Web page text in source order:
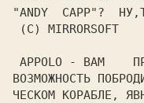
"ANDY  CAPP"?
ВОЗМОЖНОСТЬ
ЧЕСКОМ КОРАБЛЕ,